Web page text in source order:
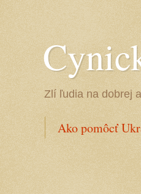
Zlí ľudia na dobrej
Ako pomôcť